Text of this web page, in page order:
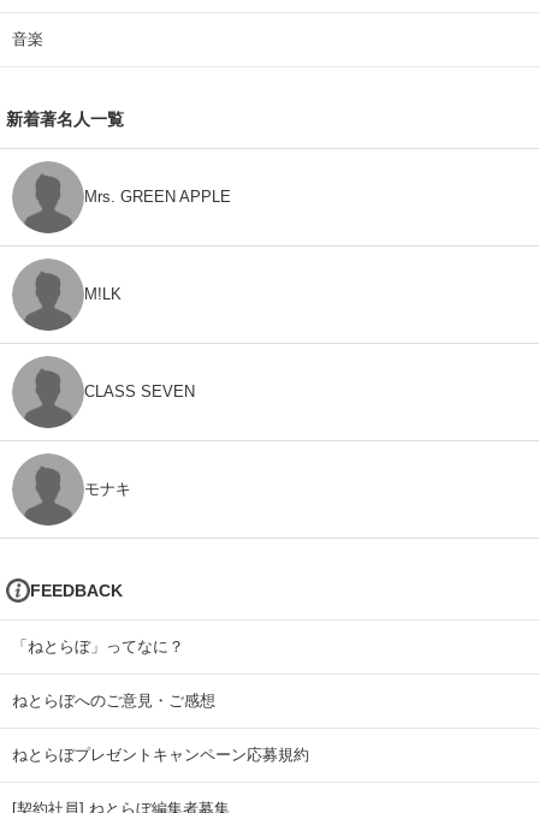
音楽
新着著名人一覧
Mrs. GREEN APPLE
M!LK
CLASS SEVEN
モナキ
FEEDBACK
「ねとらぼ」ってなに？
ねとらぼへのご意見・ご感想
ねとらぼプレゼントキャンペーン応募規約
[契約社員] ねとらぼ編集者募集